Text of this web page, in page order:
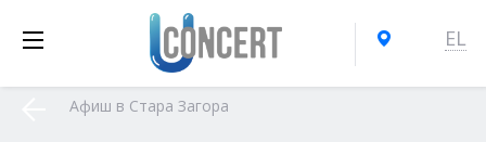
EL
Афиш в Стара Загора